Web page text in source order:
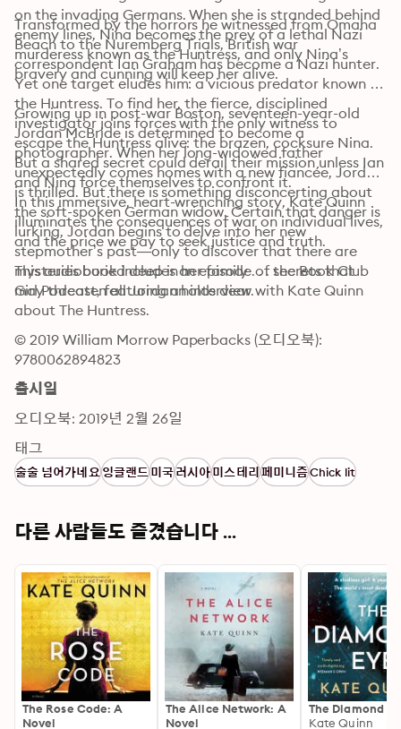
on the invading Germans. When she is stranded behind
enemy lines, Nina becomes the prey of a lethal Nazi
murderess known as the Huntress, and only Nina’s
bravery and cunning will keep her alive.
Transformed by the horrors he witnessed from Omaha
Beach to the Nuremberg Trials, British war
correspondent Ian Graham has become a Nazi hunter.
Yet one target eludes him: a vicious predator known as
the Huntress. To find her, the fierce, disciplined
investigator joins forces with the only witness to
escape the Huntress alive: the brazen, cocksure Nina.
But a shared secret could derail their mission unless Ian
and Nina force themselves to confront it.
Growing up in post-war Boston, seventeen-year-old
Jordan McBride is determined to become a
photographer. When her long-widowed father
unexpectedly comes homes with a new fiancée, Jordan
is thrilled. But there is something disconcerting about
the soft-spoken German widow. Certain that danger is
lurking, Jordan begins to delve into her new
stepmother’s past—only to discover that there are
mysteries buried deep in her family . . . secrets that
may threaten all Jordan holds dear.
In this immersive, heart-wrenching story, Kate Quinn
illuminates the consequences of war on individual lives,
and the price we pay to seek justice and truth.
This audiobook includes an episode of the Book Club
Girl Podcast, featuring an interview with Kate Quinn
about The Huntress.
© 2019 William Morrow Paperbacks (오디오북):
9780062894823
출시일
오디오북: 2019년 2월 26일
태그
술술 넘어가네요잉글랜드미국러시아미스테리페미니즘Chick lit
다른 사람들도 즐겼습니다 ...
The Rose Code: A
Novel
The Alice Network: A
Novel
The Diamond
Kate Quinn